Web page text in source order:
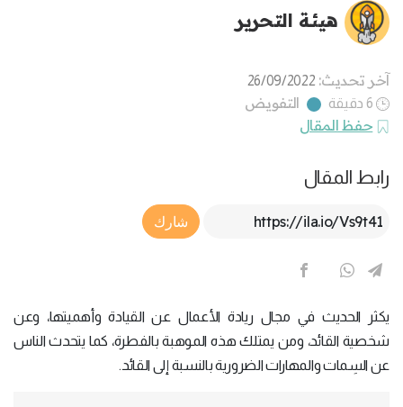
هيئة التحرير
آخر تحديث: 26/09/2022
6 دقيقة
التفويض
حفظ المقال
رابط المقال
Article Link
شارك
يكثر الحديث في مجال ريادة الأعمال عن القيادة وأهميتها، وعن
شخصية القائد، ومن يمتلك هذه الموهبة بالفطرة، كما يتحدث الناس
عن السِمات والمهارات الضرورية بالنسبة إلى القائد.